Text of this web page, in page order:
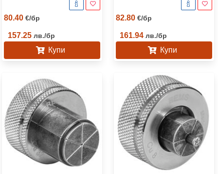
80.40 €/бр
157.25 лв./бр
Купи
82.80 €/бр
161.94 лв./бр
Купи